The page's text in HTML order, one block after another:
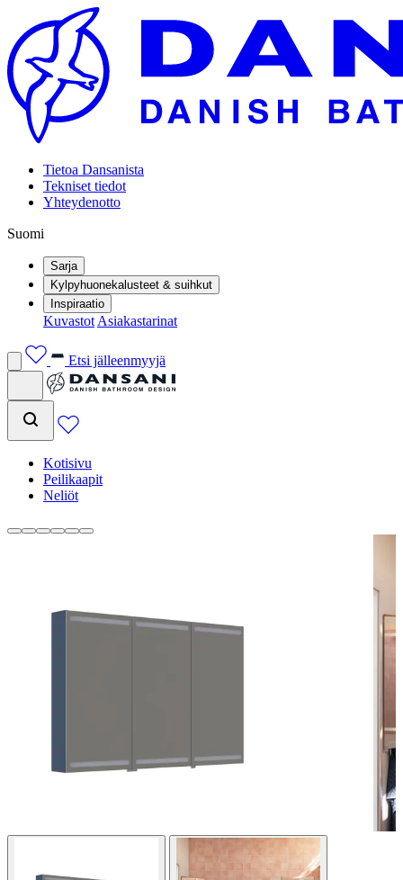
Tietoa Dansanista
Tekniset tiedot
Yhteydenotto
Suomi
Sarja
Kylpyhuonekalusteet & suihkut
Inspiraatio
Kuvastot Asiakastarinat
Etsi jälleenmyyjä
Kotisivu
Peilikaapit
Neliöt